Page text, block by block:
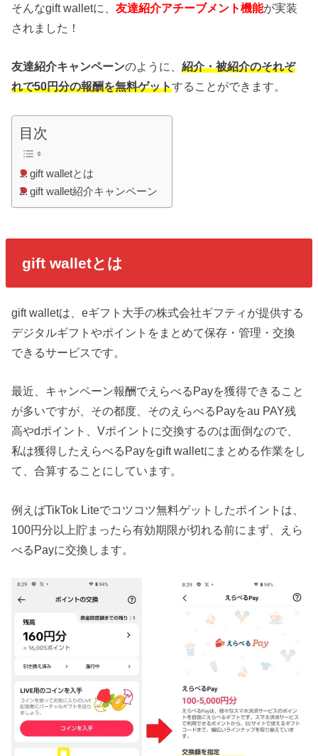
そんなgift walletに、友達紹介アチーブメント機能が実装
されました！
友達紹介キャンペーンのように、紹介・被紹介のそれぞ
れで50円分の報酬を無料ゲットすることができます。
目次
gift walletとは
gift wallet紹介キャンペーン
gift walletとは
gift walletは、eギフト大手の株式会社ギフティが提供する
デジタルギフトやポイントをまとめて保存・管理・交換
できるサービスです。
最近、キャンペーン報酬でえらべるPayを獲得できること
が多いですが、その都度、そのえらべるPayをau PAY残
高やdポイント、Vポイントに交換するのは面倒なので、
私は獲得したえらべるPayをgift walletにまとめる作業をし
て、合算することにしています。
例えばTikTok Liteでコツコツ無料ゲットしたポイントは、
100円分以上貯まったら有効期限が切れる前にまず、えら
べるPayに交換します。